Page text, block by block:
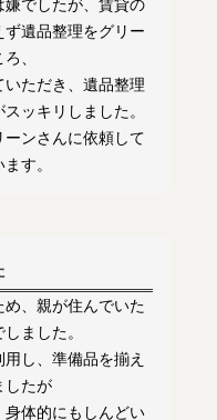
でしたが、賃貸の
遺品整理をグリー
、
ただき、遺品整理
ッキリしました。
ンさんに依頼して
す。
、親が住んでいた
ました。
し、準備品を揃え
したが
体的にもしんどい